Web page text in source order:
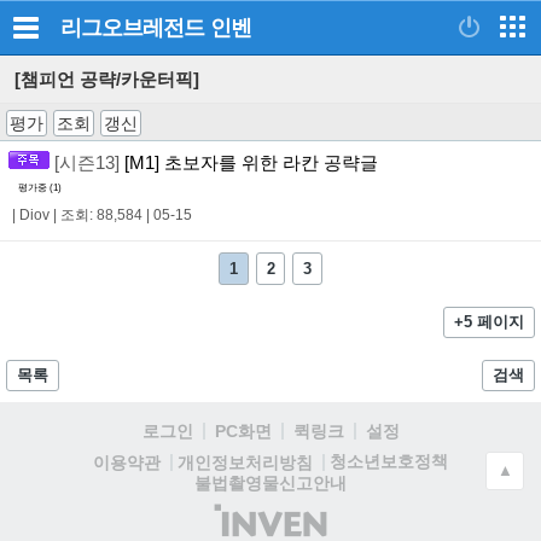
리그오브레전드 인벤
[챔피언 공략/카운터픽]
평가 조회 갱신
[시즌13] [M1] 초보자를 위한 라칸 공략글
평가중 (1)
Diov 조회: 88,584 05-15
1 2 3
+5 페이지
목록 검색
로그인 PC화면 퀵링크
설정
이용약관
개인정보처리방침
청소년보호정책
불법촬영물신고안내
(주)
▲